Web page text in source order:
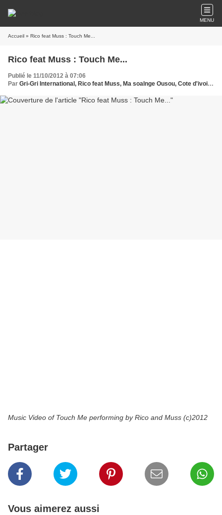
MENU
Accueil » Rico feat Muss : Touch Me...
Rico feat Muss : Touch Me...
Publié le 11/10/2012 à 07:06
Par Gri-Gri International, Rico feat Muss, Ma soalnge Ousou, Cote d'ivoire,
Music Video of Touch Me performing by Rico and Muss (c)2012
Partager
Vous aimerez aussi